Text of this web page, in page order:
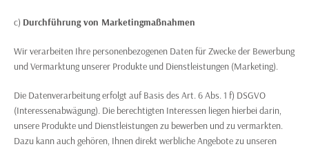
c) Durchführung von Marketingmaßnahmen
Wir verarbeiten Ihre personenbezogenen Daten für Zwecke der Bewerbung
und Vermarktung unserer Produkte und Dienstleistungen (Marketing).
Die Datenverarbeitung erfolgt auf Basis des Art. 6 Abs. 1 f) DSGVO
(Interessenabwägung). Die berechtigten Interessen liegen hierbei darin,
unsere Produkte und Dienstleistungen zu bewerben und zu vermarkten.
Dazu kann auch gehören, Ihnen direkt werbliche Angebote zu unseren